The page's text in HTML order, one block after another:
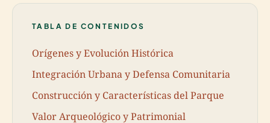
TABLA DE CONTENIDOS
Orígenes y Evolución Histórica
Integración Urbana y Defensa Comunitaria
Construcción y Características del Parque
Valor Arqueológico y Patrimonial